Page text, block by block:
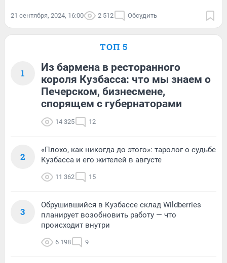
21 сентября, 2024, 16:00 2 512 Обсудить
ТОП 5
1
Из бармена в ресторанного
короля Кузбасса: что мы знаем о
Печерском, бизнесмене,
спорящем с губернаторами
14 325 12
2
«Плохо, как никогда до этого»: таролог о судьбе
Кузбасса и его жителей в августе
11 362 15
3
Обрушившийся в Кузбассе склад Wildberries
планирует возобновить работу — что
происходит внутри
6 198 9